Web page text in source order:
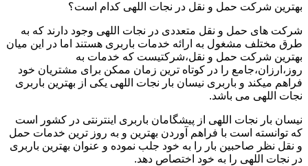
بهترین شرکت حمل و نقل در نجات اللهی کدام است؟
شرکت های حمل و نقل متعددی در نجات اللهی وجود دارند که به
طرق مختلف مشغول به ارائه خدمات باربری هستند اما در این میان
بهترین شرکت حمل و نقل،شرکتیست که خدمات به
روز،ارزان،جامع را در کوتاه ترین زمان ممکن برای مشتریان خود
فراهم میکند و باربری نیسان بار نجات اللهی یکی از بهترین باربری
نجات اللهی می باشد.
نیسان بار نجات اللهی از پیشگامان باربری اینترنتی در کشور است
که توانسته است با فراهم آوردن بهترین و به روز ترین خدمات حمل
و نقل نظر صاحبین بار را به خود جلب نموده و عنوان بهترین باربری
در نجات اللهی را به خود اختصاص دهد.